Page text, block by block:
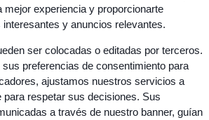
mejor experiencia y proporcionarte
interesantes y anuncios relevantes.
ser colocadas o editadas por terceros.
preferencias de consentimiento para
ajustamos nuestros servicios a
para respetar sus decisiones. Sus
a través de nuestro banner, guían
una demostración